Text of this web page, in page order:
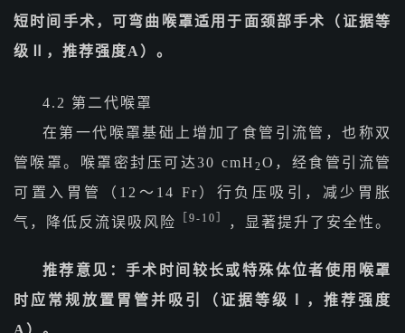
短时间手术，可弯曲喉罩适用于面颈部手术（证据等
级Ⅱ，推荐强度A）。
4.2 第二代喉罩
在第一代喉罩基础上增加了食管引流管，也称双
管喉罩。喉罩密封压可达30 cmH 2O，经食管引流管
可置入胃管（12～14 Fr）行负压吸引，减少胃胀
气，降低反流误吸风险
［9-10］ ，显著提升了安全性。
推荐意见：手术时间较长或特殊体位者使用喉罩
时应常规放置胃管并吸引（证据等级Ⅰ，推荐强度
A）。